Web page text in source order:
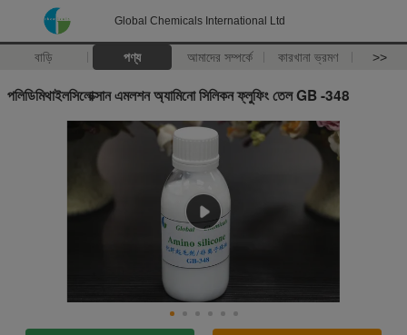
Global Chemicals International Ltd
বাড়ি পণ্য আমাদের সম্পর্কে কারখানা ভ্রমণ >>
পলিডিমিথাইলসিলোক্সান এমলশন অ্যামিনো সিলিকন ফ্লুফিং তেল GB -348